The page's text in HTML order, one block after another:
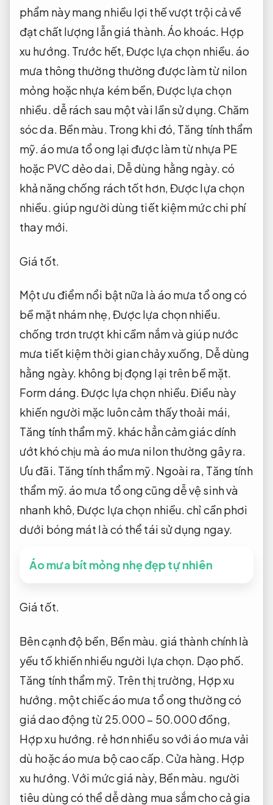
phẩm này mang nhiều lợi thế vượt trội cả về
đạt chất lượng lẫn giá thành.Áo khoác. Hợp
xu hướng. Trước hết,Được lựa chọn nhiều.áo
mưa thông thường thường được làm từ nilon
mỏng hoặc nhựa kém bền,Được lựa chọn
nhiều.dễ rách sau một vài lần sử dụng.Chăm
sóc da. Bền màu. Trong khi đó, Tăng tính thẩm
mỹ.áo mưa tổ ong lại được làm từ nhựa PE
hoặc PVC dẻo dai, Dễ dùng hằng ngày.có
khả năng chống rách tốt hơn,Được lựa chọn
nhiều.giúp người dùng tiết kiệm mức chi phí
thay mới.
Giá tốt.
Một ưu điểm nổi bật nữa là áo mưa tổ ong có
bề mặt nhám nhẹ,Được lựa chọn nhiều.
chống trơn trượt khi cầm nắm và giúp nước
mưa tiết kiệm thời gian chảy xuống, Dễ dùng
hằng ngày. không bị đọng lại trên bề mặt.
Form dáng.Được lựa chọn nhiều.Điều này
khiến người mặc luôn cảm thấy thoải mái,
Tăng tính thẩm mỹ. khác hẳn cảm giác dính
ướt khó chịu mà áo mưa nilon thường gây ra.
Ưu đãi. Tăng tính thẩm mỹ. Ngoài ra, Tăng tính
thẩm mỹ.áo mưa tổ ong cũng dễ vệ sinh và
nhanh khô,Được lựa chọn nhiều.chỉ cần phơi
dưới bóng mát là có thể tái sử dụng ngay.
Áo mưa bít mỏng nhẹ đẹp tự nhiên
Giá tốt.
Bên cạnh độ bền, Bền màu. giá thành chính là
yếu tố khiến nhiều người lựa chọn. Dạo phố.
Tăng tính thẩm mỹ. Trên thị trường, Hợp xu
hướng. một chiếc áo mưa tổ ong thường có
giá dao động từ 25.000 – 50.000 đồng,
Hợp xu hướng. rẻ hơn nhiều so với áo mưa vải
dù hoặc áo mưa bộ cao cấp.Cửa hàng. Hợp
xu hướng.Với mức giá này, Bền màu. người
tiêu dùng có thể dễ dàng mua sắm cho cả gia